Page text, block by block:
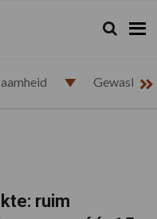
Zoeken...
Zoek
ruim